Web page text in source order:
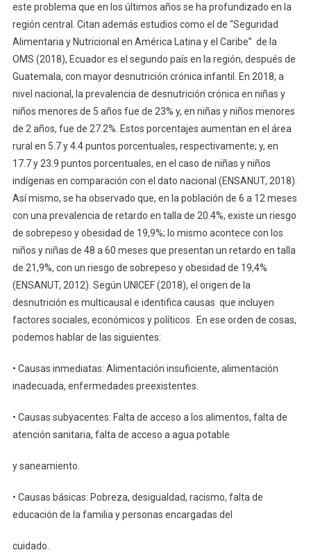
este problema que en los últimos años se ha profundizado en la
región central. Citan además estudios como el de “Seguridad
Alimentaria y Nutricional en América Latina y el Caribe” de la
OMS (2018), Ecuador es el segundo país en la región, después de
Guatemala, con mayor desnutrición crónica infantil. En 2018, a
nivel nacional, la prevalencia de desnutrición crónica en niñas y
niños menores de 5 años fue de 23% y, en niñas y niños menores
de 2 años, fue de 27.2%. Estos porcentajes aumentan en el área
rural en 5.7 y 4.4 puntos porcentuales, respectivamente; y, en
17.7 y 23.9 puntos porcentuales, en el caso de niñas y niños
indígenas en comparación con el dato nacional (ENSANUT, 2018).
Así mismo, se ha observado que, en la población de 6 a 12 meses
con una prevalencia de retardo en talla de 20.4%, existe un riesgo
de sobrepeso y obesidad de 19,9%; lo mismo acontece con los
niños y niñas de 48 a 60 meses que presentan un retardo en talla
de 21,9%, con un riesgo de sobrepeso y obesidad de 19,4%
(ENSANUT, 2012). Según UNICEF (2018), el origen de la
desnutrición es multicausal e identifica causas que incluyen
factores sociales, económicos y políticos. En ese orden de cosas,
podemos hablar de las siguientes:
• Causas inmediatas: Alimentación insuficiente, alimentación
inadecuada, enfermedades preexistentes.
• Causas subyacentes: Falta de acceso a los alimentos, falta de
atención sanitaria, falta de acceso a agua potable
y saneamiento.
• Causas básicas: Pobreza, desigualdad, racismo, falta de
educación de la familia y personas encargadas del
cuidado.